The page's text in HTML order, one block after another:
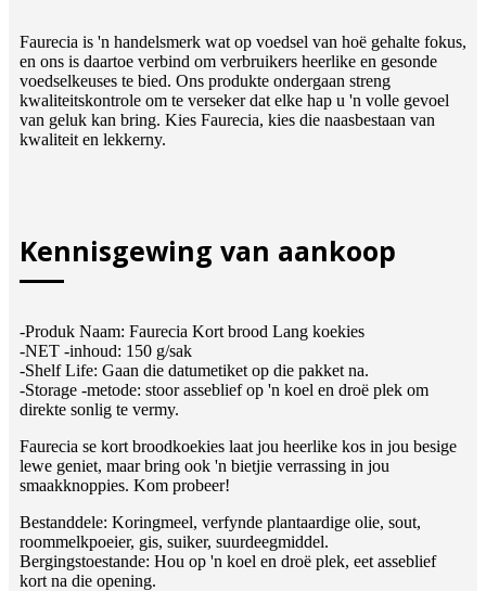
Faurecia is 'n handelsmerk wat op voedsel van hoë gehalte fokus,
en ons is daartoe verbind om verbruikers heerlike en gesonde
voedselkeuses te bied. Ons produkte ondergaan streng
kwaliteitskontrole om te verseker dat elke hap u 'n volle gevoel
van geluk kan bring. Kies Faurecia, kies die naasbestaan ​​van
kwaliteit en lekkerny.
Kennisgewing van aankoop
-Produk Naam: Faurecia Kort brood Lang koekies
-NET -inhoud: 150 g/sak
-Shelf Life: Gaan die datumetiket op die pakket na.
-Storage -metode: stoor asseblief op 'n koel en droë plek om
direkte sonlig te vermy.
Faurecia se kort broodkoekies laat jou heerlike kos in jou besige
lewe geniet, maar bring ook 'n bietjie verrassing in jou
smaakknoppies. Kom probeer!
Bestanddele: Koringmeel, verfynde plantaardige olie, sout,
roommelkpoeier, gis, suiker, suurdeegmiddel.
Bergingstoestande: Hou op 'n koel en droë plek, eet asseblief
kort na die opening.